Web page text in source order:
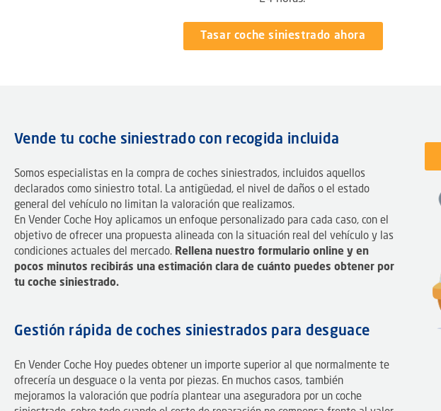
Tasar coche siniestrado ahora
Vende tu coche siniestrado con recogida incluida
Somos especialistas en la compra de coches siniestrados, incluidos aquellos
declarados como siniestro total. La antigüedad, el nivel de daños o el estado
general del vehículo no limitan la valoración que realizamos.
En Vender Coche Hoy aplicamos un enfoque personalizado para cada caso, con el
objetivo de ofrecer una propuesta alineada con la situación real del vehículo y las
condiciones actuales del mercado. Rellena nuestro formulario online y en
pocos minutos recibirás una estimación clara de cuánto puedes obtener por
tu coche siniestrado.
Gestión rápida de coches siniestrados para desguace
En Vender Coche Hoy puedes obtener un importe superior al que normalmente te
ofrecería un desguace o la venta por piezas. En muchos casos, también
mejoramos la valoración que podría plantear una aseguradora por un coche